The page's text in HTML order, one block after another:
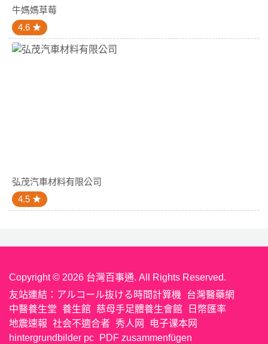
牛媽媽草莓
4.6
弘茂汽車材料有限公司
4.5
Copyright © 2026 台灣百事通. All Rights Reserved.
友站連結： アルコール抜ける時間計算機
台灣醫藥網
中醫養生堂 養生館 慈母手足體養生會館
日幣匯率
地震速報 社会不適合者 秀人网
电子课本网
hintergrundbilder pc
PDF zusammenfügen